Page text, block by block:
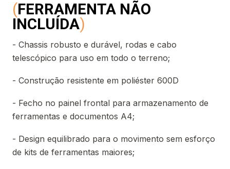
(FERRAMENTA NÃO
INCLUÍDA)
- Chassis robusto e durável, rodas e cabo
telescópico para uso em todo o terreno;
- Construção resistente em poliéster 600D
- Fecho no painel frontal para armazenamento de
ferramentas e documentos A4;
- Design equilibrado para o movimento sem esforço
de kits de ferramentas maiores;